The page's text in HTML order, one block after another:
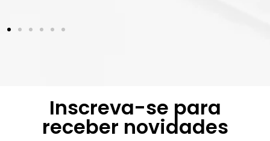
Inscreva-se para
receber novidades